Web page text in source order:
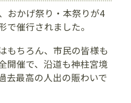
おかげ祭り・本祭りが4
で催行されました。
もちろん、市民の皆様も
開催で、沿道も神柱宮境
去最高の人出の賑わいで